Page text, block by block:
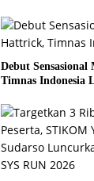
Debut
Timnas Indonesia